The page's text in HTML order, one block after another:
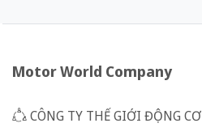
Motor World Company
CÔNG TY THẾ GIỚI ĐỘNG CƠ